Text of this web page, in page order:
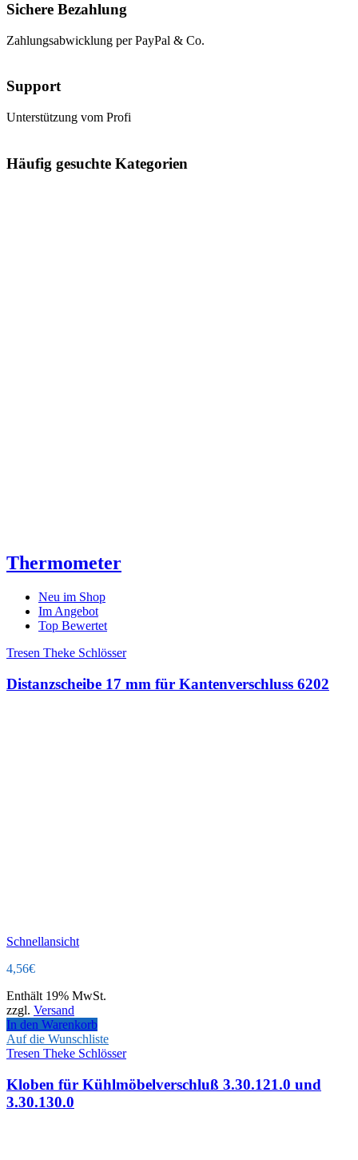
Sichere Bezahlung
Zahlungsabwicklung per PayPal & Co.
Support
Unterstützung vom Profi
Häufig gesuchte Kategorien
Thermometer
Neu im Shop
Im Angebot
Top Bewertet
Tresen Theke Schlösser
Distanzscheibe 17 mm für Kantenverschluss 6202
Schnellansicht
4,56€
Enthält 19% MwSt.
zzgl. Versand
In den Warenkorb
Auf die Wunschliste
Tresen Theke Schlösser
Kloben für Kühlmöbelverschluß 3.30.121.0 und
3.30.130.0